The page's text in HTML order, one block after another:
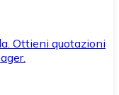
Ottieni quotazioni